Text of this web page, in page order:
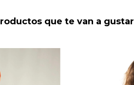
que te van a gustar